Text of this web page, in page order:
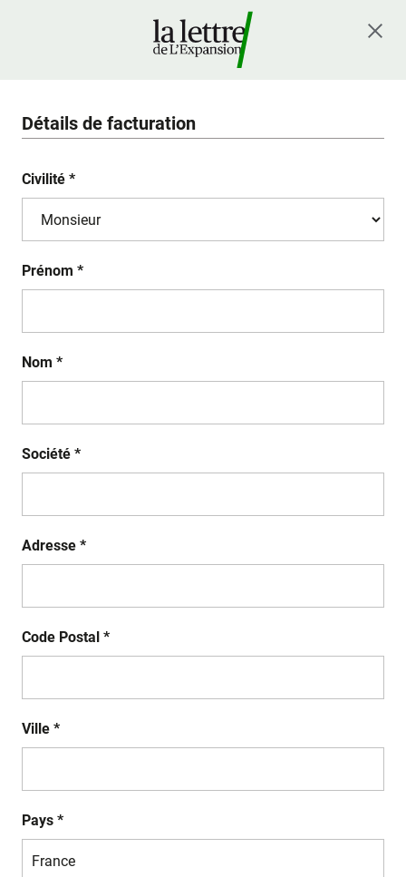
Détails de facturation
Civilité *
Prénom *
Nom *
Société *
Adresse *
Code Postal *
Ville *
Pays *